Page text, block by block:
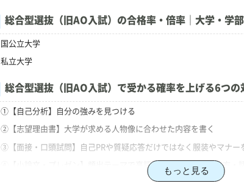
総合型選抜（旧AO入試）の合格率・倍率｜大学・学
国公立大学
私立大学
総合型選抜（旧AO入試）で受かる確率を上げる6つの
①【自己分析】自分の強みを見つける
②【志望理由書】大学が求める人物像に合わせた内容を書く
③【面接・口頭試問】自己PRや質疑応答だけではなく服装やマナー
④【小論文・プレゼン】頻出テーマで高評価を得るための書き方・
⑤【課外活動】インターンシップやボランティア経験を効果的にアピ
もっと見る